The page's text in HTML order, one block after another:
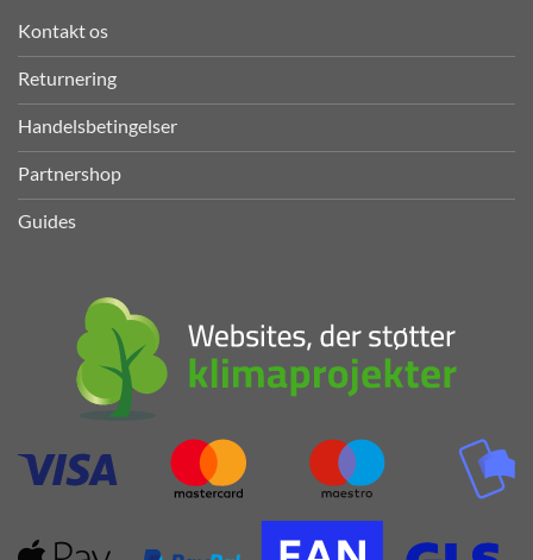
Kontakt os
Returnering
Handelsbetingelser
Partnershop
Guides